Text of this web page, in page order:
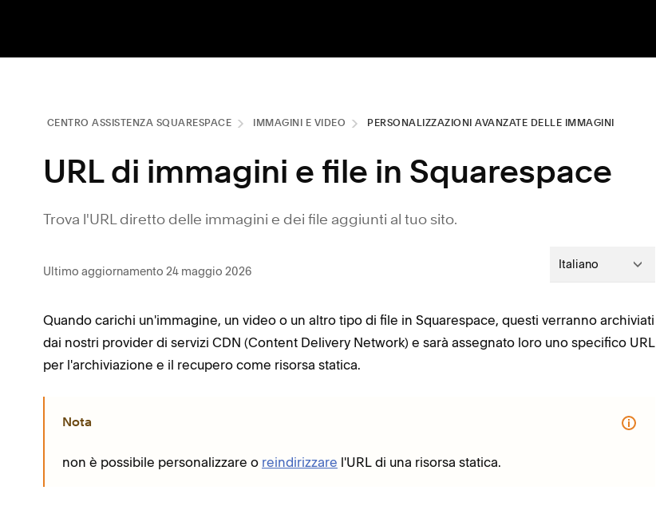
CENTRO ASSISTENZA SQUARESPACE IMMAGINI E VIDEO PERSONALIZZAZIONI AVANZATE DELLE IMMAGINI
URL di immagini e file in Squarespace
Trova l'URL diretto delle immagini e dei file aggiunti al tuo sito.
Ultimo aggiornamento 24 maggio 2026 Italiano
Quando carichi un'immagine, un video o un altro tipo di file in Squarespace, questi verranno archiviati
dai nostri provider di servizi CDN (Content Delivery Network) e sarà assegnato loro uno specifico URL
per l'archiviazione e il recupero come risorsa statica.
Nota
non è possibile personalizzare o reindirizzare l'URL di una risorsa statica.